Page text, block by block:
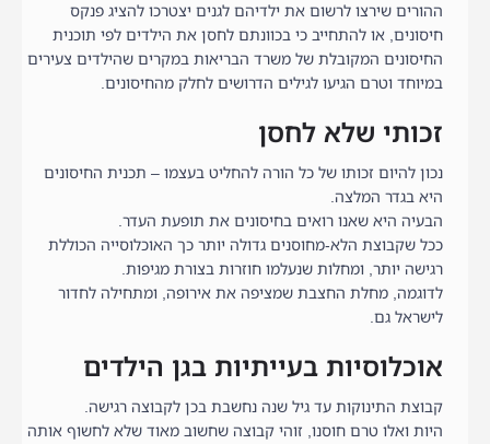
ההורים שירצו לרשום את ילדיהם לגנים יצטרכו להציג פנקס
חיסונים, או להתחייב כי בכוונתם לחסן את הילדים לפי תוכנית
החיסונים המקובלת של משרד הבריאות במקרים שהילדים צעירים
במיוחד וטרם הגיעו לגילים הדרושים לחלק מהחיסונים.
זכותי שלא לחסן
נכון להיום זכותו של כל הורה להחליט בעצמו – תכנית החיסונים
היא בגדר המלצה.
הבעיה היא שאנו רואים בחיסונים את תופעת העדר.
ככל שקבוצת הלא-מחוסנים גדולה יותר כך האוכלוסייה הכוללת
רגישה יותר, ומחלות שנעלמו חוזרות בצורת מגיפות.
לדוגמה, מחלת החצבת שמציפה את אירופה, ומתחילה לחדור
לישראל גם.
אוכלוסיות בעייתיות בגן הילדים
קבוצת התינוקות עד גיל שנה נחשבת בכן לקבוצה רגישה.
היות ואלו טרם חוסנו, זוהי קבוצה שחשוב מאוד שלא לחשוף אותה